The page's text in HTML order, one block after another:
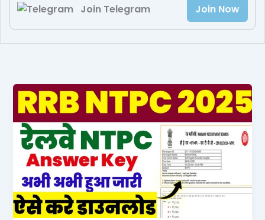
Join Telegram Join Now